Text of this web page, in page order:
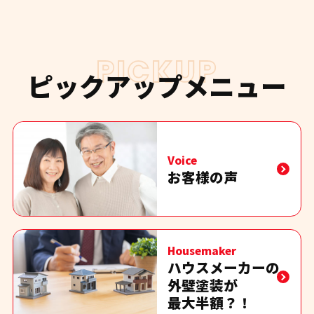
PICKUP
ピックアップメニュー
Voice
お客様の声
Housemaker
ハウスメーカーの
外壁塗装が
最大半額？！